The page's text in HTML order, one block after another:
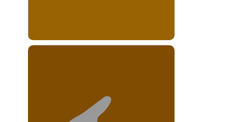
Resultado 2
Personas